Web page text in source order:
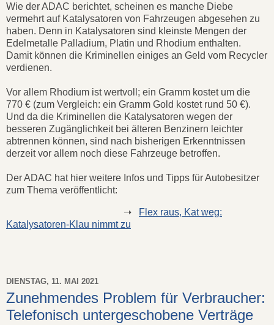
Wie der ADAC berichtet, scheinen es manche Diebe
vermehrt auf Katalysatoren von Fahrzeugen abgesehen zu
haben. Denn in Katalysatoren sind kleinste Mengen der
Edelmetalle Palladium, Platin und Rhodium enthalten.
Damit können die Kriminellen einiges an Geld vom Recycler
verdienen.
Vor allem Rhodium ist wertvoll; ein Gramm kostet um die
770 € (zum Vergleich: ein Gramm Gold kostet rund 50 €).
Und da die Kriminellen die Katalysatoren wegen der
besseren Zugänglichkeit bei älteren Benzinern leichter
abtrennen können, sind nach bisherigen Erkenntnissen
derzeit vor allem noch diese Fahrzeuge betroffen.
Der ADAC hat hier weitere Infos und Tipps für Autobesitzer
zum Thema veröffentlicht:
➝
Flex raus, Kat weg:
Katalysatoren-Klau nimmt zu
DIENSTAG, 11. MAI 2021
Zunehmendes Problem für Verbraucher:
Telefonisch untergeschobene Verträge